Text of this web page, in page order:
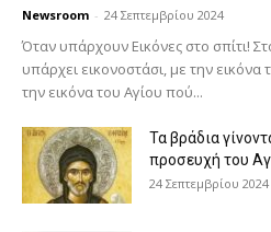
Newsroom - 24 Σεπτεμβρίου 2024
Όταν υπάρχουν Εικόνες στο σπίτι!
υπάρχει εικονοστάσι, με την εικόνα
την εικόνα του Αγίου πού...
Τα βράδια
προσευχή του
24 Σεπτεμβρίου 2024